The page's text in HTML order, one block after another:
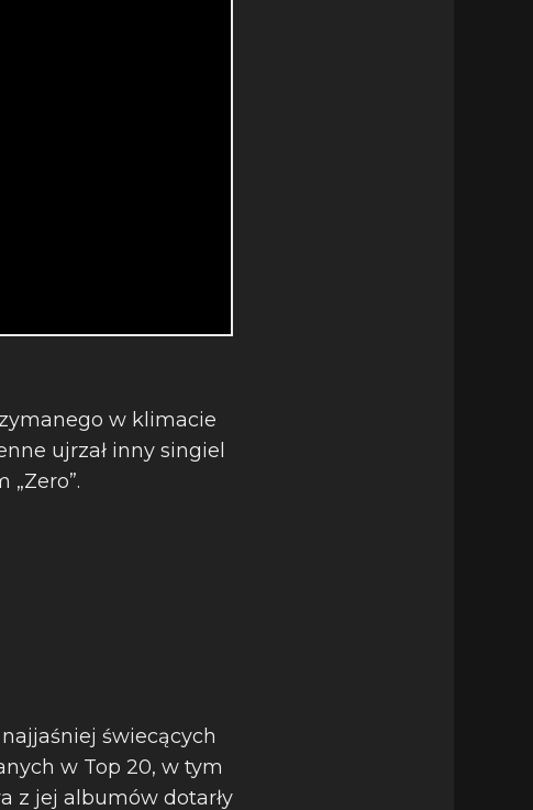
w klimacie
ujrzał inny singiel
świecących
w Top 20, w tym
z jej albumów dotarły